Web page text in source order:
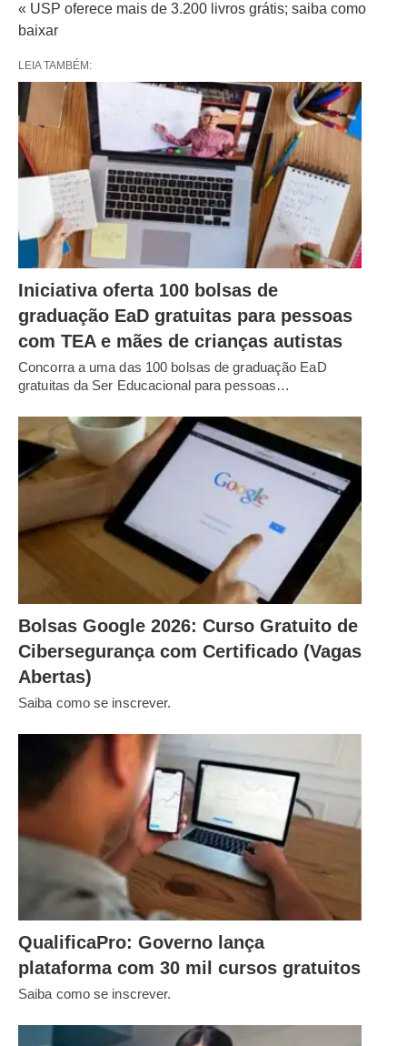
« USP oferece mais de 3.200 livros grátis; saiba como
baixar
LEIA TAMBÉM:
Iniciativa oferta 100 bolsas de
graduação EaD gratuitas para pessoas
com TEA e mães de crianças autistas
Concorra a uma das 100 bolsas de graduação EaD
gratuitas da Ser Educacional para pessoas…
Bolsas Google 2026: Curso Gratuito de
Cibersegurança com Certificado (Vagas
Abertas)
Saiba como se inscrever.
QualificaPro: Governo lança
plataforma com 30 mil cursos gratuitos
Saiba como se inscrever.